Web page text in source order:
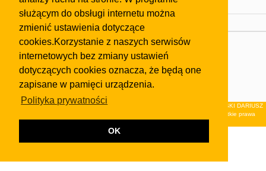
służącym do obsługi internetu można
zmienić ustawienia dotyczące
cookies.Korzystanie z naszych serwisów
internetowych bez zmiany ustawień
dotyczących cookies oznacza, że będą one
zapisane w pamięci urządzenia.
Polityka prywatności
OK
Biura nieruchomości
Dealerzy i autokomisy
Skontaktuj się z nami
regulaminuiPolityki Prywatności.
Klauzula FB
© 2026Wydawnictwo NEON sp. z o.o. (dawniej: FIRMA NEON MAREK KLUCZEWSKI DARIUSZ
KRAWCZYK s.c.) z siedzibą w Olkuszu, ul.Żuradzka 15, 32-300 Olkusz . Wszystkie prawa